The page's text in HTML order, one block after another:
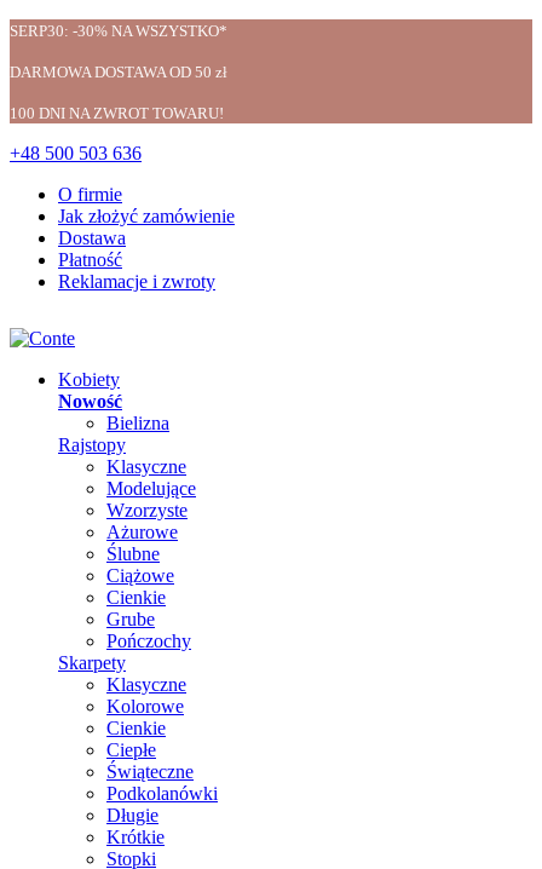
SERP30: -30% NA WSZYSTKO*
DARMOWA DOSTAWA OD 50 zł
100 DNI NA ZWROT TOWARU!
+48 500 503 636
O firmie
Jak złożyć zamówienie
Dostawa
Płatność
Reklamacje i zwroty
Kobiety
Nowość
Bielizna
Rajstopy
Klasyczne
Modelujące
Wzorzyste
Ażurowe
Ślubne
Ciążowe
Cienkie
Grube
Pończochy
Skarpety
Klasyczne
Kolorowe
Cienkie
Ciepłe
Świąteczne
Podkolanówki
Długie
Krótkie
Stopki